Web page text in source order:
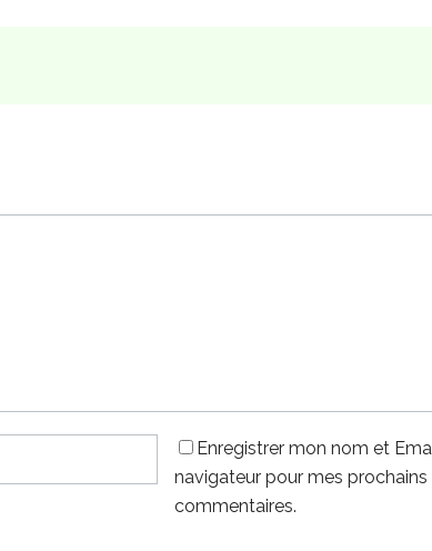
Enregistrer mon nom et
navigateur pour mes prochains
commentaires.